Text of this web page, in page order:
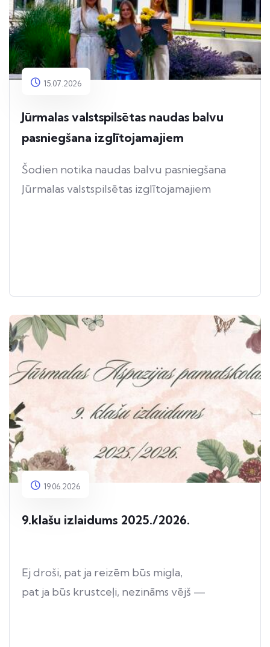
15.07.2026
Jūrmalas valstspilsētas naudas balvu
pasniegšana izglītojamajiem
Šodien notika naudas balvu pasniegšana
Jūrmalas valstspilsētas izglītojamajiem
19.06.2026
9.klašu izlaidums 2025./2026.
Ej droši, pat ja reizēm būs migla,
pat ja būs krustceļi, nezināms vējš —